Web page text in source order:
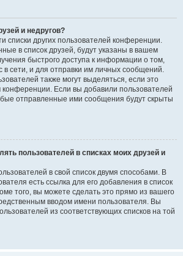
и недругов?
списки других пользователей конференции.
в список друзей, будут указаны в вашем
быстрого доступа к информации о том,
в сети, и для отправки им личных сообщений.
также могут выделяться, если это
Если вы добавили пользователей
отправленные ими сообщения будут скрыты
пользователей в списках моих друзей и
в свой список двумя способами. В
есть ссылка для его добавления в список
того, вы можете сделать это прямо из вашего
вводом имени пользователя. Вы
из соответствующих списков на той